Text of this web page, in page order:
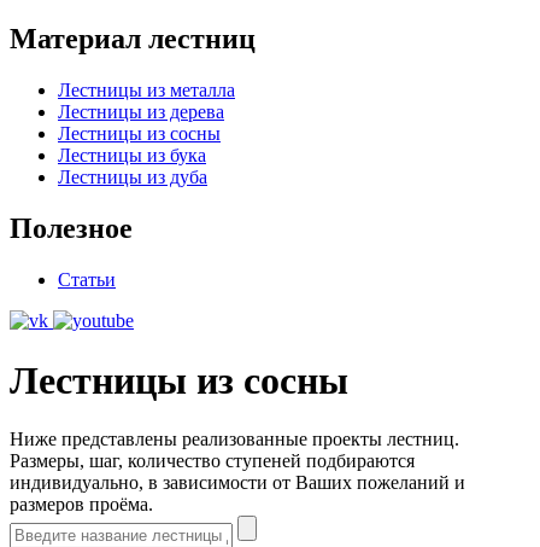
Материал лестниц
Лестницы из металла
Лестницы из дерева
Лестницы из сосны
Лестницы из бука
Лестницы из дуба
Полезное
Статьи
Лестницы из сосны
Ниже представлены реализованные проекты лестниц.
Размеры, шаг, количество ступеней подбираются
индивидуально, в зависимости от Ваших пожеланий и
размеров проёма.